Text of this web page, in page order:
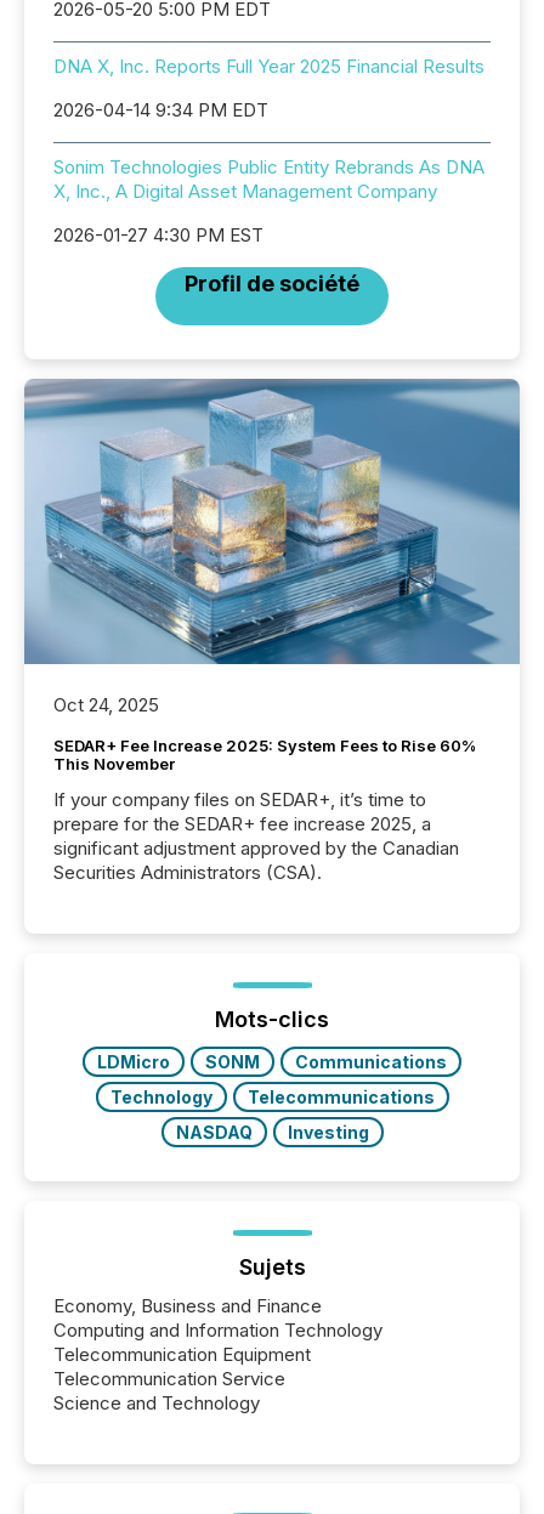
2026-05-20 5:00 PM EDT
DNA X, Inc. Reports Full Year 2025 Financial Results
2026-04-14 9:34 PM EDT
Sonim Technologies Public Entity Rebrands As DNA
X, Inc., A Digital Asset Management Company
2026-01-27 4:30 PM EST
Profil de société
Oct 24, 2025
SEDAR+ Fee Increase 2025: System Fees to Rise 60%
This November
If your company files on SEDAR+, it’s time to
prepare for the SEDAR+ fee increase 2025, a
significant adjustment approved by the Canadian
Securities Administrators (CSA).
Mots-clics
LDMicro SONM
Communications
Technology
Telecommunications
NASDAQ
Investing
Sujets
Economy, Business and Finance
Computing and Information Technology
Telecommunication Equipment
Telecommunication Service
Science and Technology